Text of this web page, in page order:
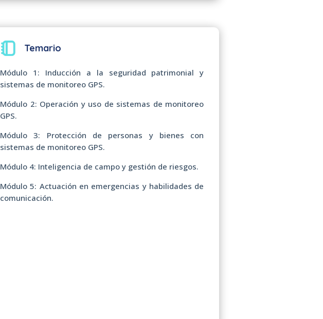
Temario
Módulo 1: Inducción a la seguridad patrimonial y
sistemas de monitoreo GPS.
Módulo 2: Operación y uso de sistemas de monitoreo
GPS.
Módulo 3: Protección de personas y bienes con
sistemas de monitoreo GPS.
Módulo 4: Inteligencia de campo y gestión de riesgos.
Módulo 5: Actuación en emergencias y habilidades de
comunicación.